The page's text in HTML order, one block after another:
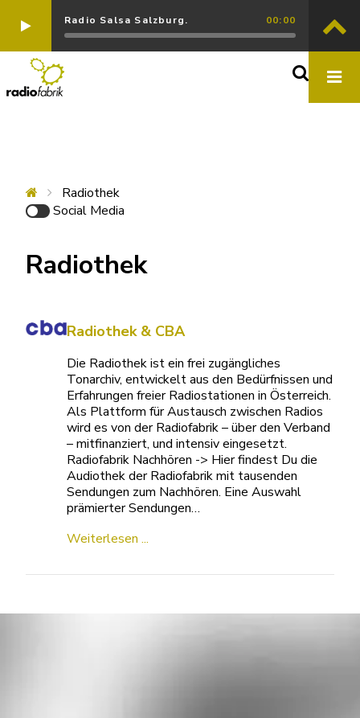
Radio Salsa Salzburg. 00:00
Radiothek
Social Media
Radiothek
Radiothek & CBA
Die Radiothek ist ein frei zugängliches
Tonarchiv, entwickelt aus den Bedürfnissen und
Erfahrungen freier Radiostationen in Österreich.
Als Plattform für Austausch zwischen Radios
wird es von der Radiofabrik – über den Verband
– mitfinanziert, und intensiv eingesetzt.
Radiofabrik Nachhören -> Hier findest Du die
Audiothek der Radiofabrik mit tausenden
Sendungen zum Nachhören. Eine Auswahl
prämierter Sendungen…
Weiterlesen ...